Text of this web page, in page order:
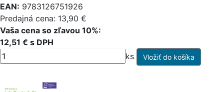
EAN: 9783126751926
Predajná cena: 13,90 €
Vaša cena so zľavou 10%:
12,51 € s DPH
ks